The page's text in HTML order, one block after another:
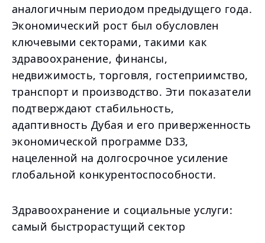
аналогичным периодом предыдущего года.
Экономический рост был обусловлен
ключевыми секторами, такими как
здравоохранение, финансы,
недвижимость, торговля, гостеприимство,
транспорт и производство. Эти показатели
подтверждают стабильность,
адаптивность Дубая и его приверженность
экономической программе D33,
нацеленной на долгосрочное усиление
глобальной конкурентоспособности.
Здравоохранение и социальные услуги:
самый быстрорастущий сектор